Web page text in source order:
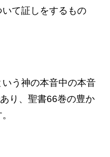
て証しをするもの
う神の本音中の本音
り、聖書66巻の豊か